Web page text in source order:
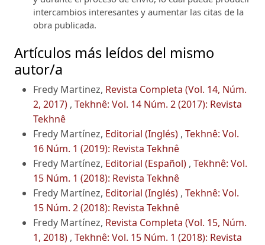
intercambios interesantes y aumentar las citas de la
obra publicada.
Artículos más leídos del mismo
autor/a
Fredy Martinez, Revista Completa (Vol. 14, Núm.
2, 2017) , Tekhnê: Vol. 14 Núm. 2 (2017): Revista
Tekhnê
Fredy Martínez, Editorial (Inglés) , Tekhnê: Vol.
16 Núm. 1 (2019): Revista Tekhnê
Fredy Martínez, Editorial (Español) , Tekhnê: Vol.
15 Núm. 1 (2018): Revista Tekhnê
Fredy Martínez, Editorial (Inglés) , Tekhnê: Vol.
15 Núm. 2 (2018): Revista Tekhnê
Fredy Martínez, Revista Completa (Vol. 15, Núm.
1, 2018) , Tekhnê: Vol. 15 Núm. 1 (2018): Revista